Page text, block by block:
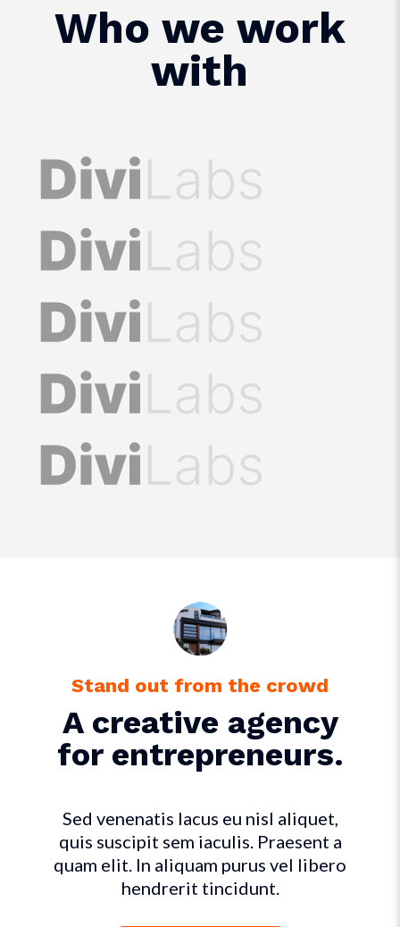
Who we work
with
Stand out from the crowd
A creative agency
for entrepreneurs.
Sed venenatis lacus eu nisl aliquet,
quis suscipit sem iaculis. Praesent a
quam elit. In aliquam purus vel libero
hendrerit tincidunt.